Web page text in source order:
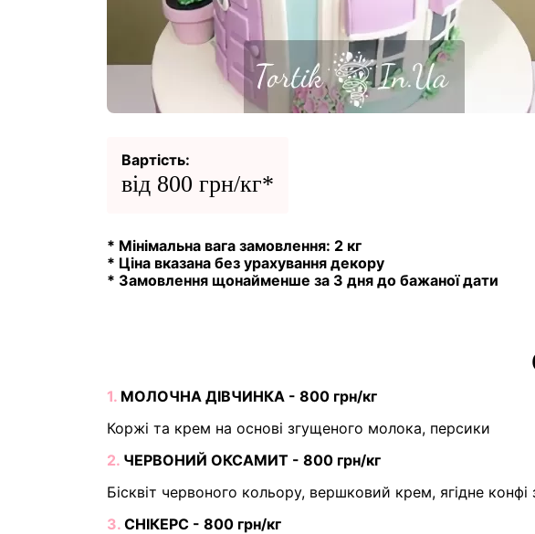
Вартість:
від 800 грн/кг*
* Мінімальна вага замовлення: 2 кг
* Ціна вказана без урахування декору
* Замовлення щонайменше за 3 дня до бажаної дати
1. МОЛОЧНА ДІВЧИНКА - 800 грн/кг
Коржі та крем на основі згущеного молока, персики
2. ЧЕРВОНИЙ ОКСАМИТ - 800 грн/кг
Бісквіт червоного кольору, вершковий крем, ягідне
3. СНІКЕРС - 800 грн/кг